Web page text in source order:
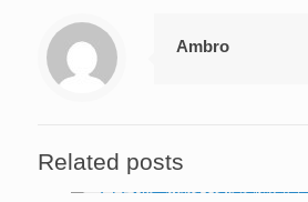
Ambro
Related posts